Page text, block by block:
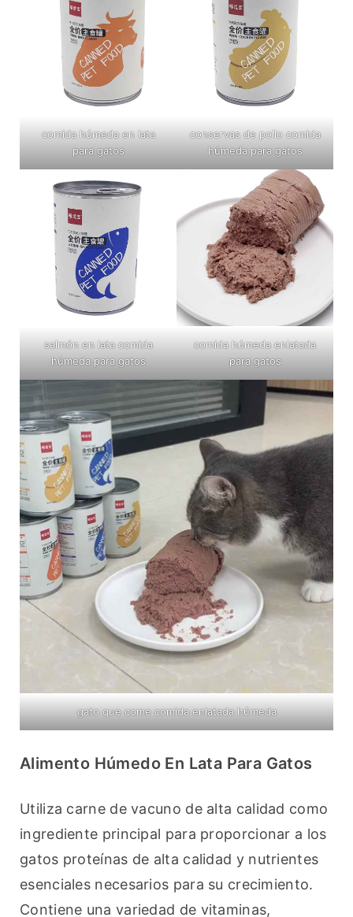
comida húmeda en lata
para gatos
conservas de pollo comida
húmeda para gatos
salmón en lata comida
húmeda para gatos
comida húmeda enlatada
para gatos
gato que come comida enlatada húmeda
Alimento Húmedo En Lata Para Gatos
Utiliza carne de vacuno de alta calidad como
ingrediente principal para proporcionar a los
gatos proteínas de alta calidad y nutrientes
esenciales necesarios para su crecimiento.
Contiene una variedad de vitaminas,